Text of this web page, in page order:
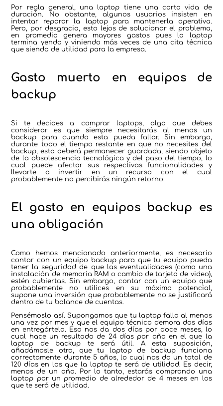
Por regla general, una laptop tiene una corta vida de
duración. No obstante, algunos usuarios insisten en
intentar reparar la laptop para mantenerla operativa.
Pero, por desgracia, esto lejos de solucionar el problema,
en promedio genera mayores gastos pues la laptop
termina yendo y viniendo más veces de una cita técnica
que siendo de utilidad para la empresa.
Gasto muerto en equipos de
backup
Si te decides a comprar laptops, algo que debes
considerar es que siempre necesitarás al menos un
backup para cuando esta pueda fallar. Sin embargo,
durante todo el tiempo restante en que no necesites del
backup, esta deberá permanecer guardada, siendo objeto
de la obsolescencia tecnológica y del paso del tiempo, lo
cual puede afectar sus respectivas funcionalidades y
llevarte a invertir en un recurso con el cual
probablemente no percibirás ningún retorno.
El gasto en equipos backup es
una obligación
Como hemos mencionado anteriormente, es necesario
contar con un equipo backup para que tu equipo pueda
tener la seguridad de que las eventualidades (como una
instalación de memoria RAM o cambio de tarjeta de video),
estén cubiertas. Sin embargo, contar con un equipo que
probablemente no utilices en su máximo potencial,
supone una inversión que probablemente no se justificará
dentro de tu balance de cuentas.
Pensémoslo así. Supongamos que tu laptop falla al menos
una vez por mes y que el equipo técnico demora dos días
en entregártela. Eso nos da dos días por doce meses, lo
cual hace un resultado de 24 días por año en el que la
laptop de backup te será útil. A esta suposición,
añadámosle otra, que tu laptop de backup funciona
correctamente durante 5 años, lo cual nos da un total de
120 días en los que la laptop te será de utilidad. Es decir,
menos de un año. Por lo tanto, estarás comprando una
laptop por un promedio de alrededor de 4 meses en los
que te será de utilidad.